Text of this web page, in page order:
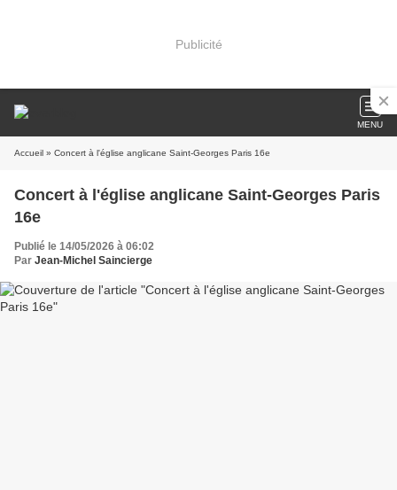
Publicité
MENU
Accueil » Concert à l'église anglicane Saint-Georges Paris 16e
Concert à l'église anglicane Saint-Georges Paris
16e
Publié le 14/05/2026 à 06:02
Par Jean-Michel Saincierge